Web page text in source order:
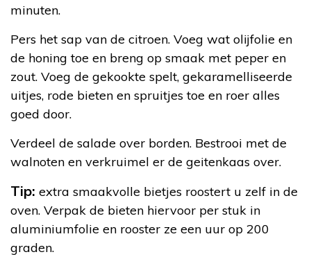
minuten.
Pers het sap van de citroen. Voeg wat olijfolie en
de honing toe en breng op smaak met peper en
zout. Voeg de gekookte spelt, gekaramelliseerde
uitjes, rode bieten en spruitjes toe en roer alles
goed door.
Verdeel de salade over borden. Bestrooi met de
walnoten en verkruimel er de geitenkaas over.
Tip: extra smaakvolle bietjes roostert u zelf in de
oven. Verpak de bieten hiervoor per stuk in
aluminiumfolie en rooster ze een uur op 200
graden.